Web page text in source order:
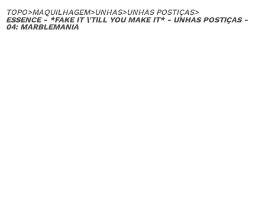
TOPO>MAQUILHAGEM>UNHAS>UNHAS POSTIÇAS>
ESSENCE - *FAKE IT \'TILL YOU MAKE IT* - UNHAS POSTIÇAS -
04: MARBLEMANIA